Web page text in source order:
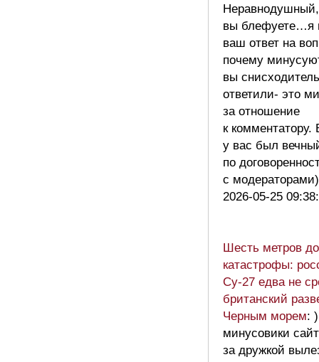
Неравнодушный,
вы блефуете…я
ваш ответ на
почему
вы
ответили- это
за отношение
к комментатору.
у вас был
по
с
2026-05-25
Шесть метров до
катастрофы:
Су-27 едва не
британский
Черным морем:
минусовики
за дружкой